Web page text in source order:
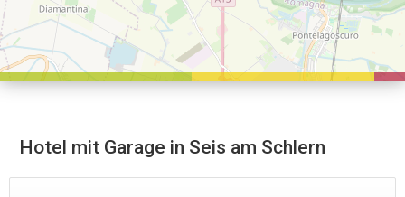
Hotel mit Garage in Seis am Schlern